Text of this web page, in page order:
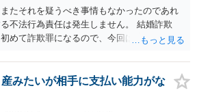
はないまでも，事実上挙式等の実施が困難
として，顧客の「責めに帰すべき事由」が
式場等からの請求が認められない可能性は
なっても，これまでに生じた費用や打合せ相
，中途終了時の委任事務への報酬請求や不
たそれを疑うべき事情もなかったのであれ
不法行為責任は発生しません。 結婚詐欺
めて詐欺罪になるので、今回は該当しませ
交際しなかったといえる場合に、慰謝料請
で、結婚を当然の前提にした関係だったこと
は可能と考えます。
みたいが相手に支払い能力がな